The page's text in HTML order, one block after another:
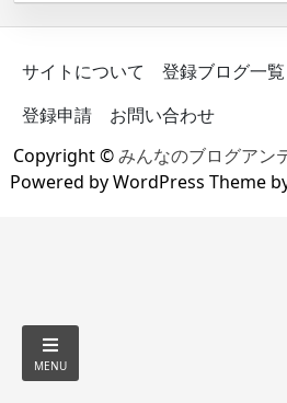
サイトについて 登録ブログ一覧
登録申請
お問い合わせ
Copyright ©みんなのブログアン
Powered by WordPress Theme
MENU